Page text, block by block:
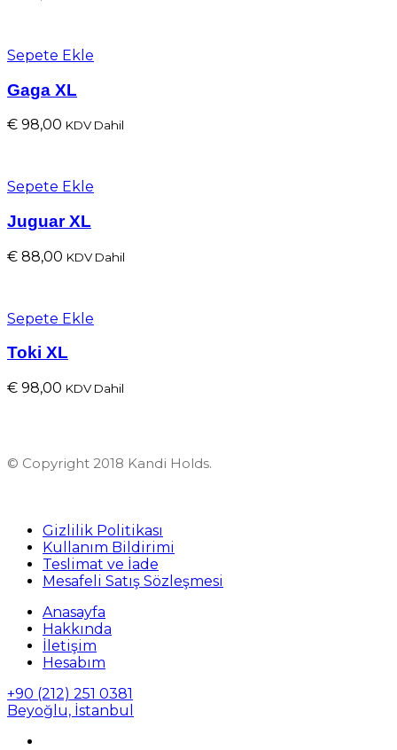
Sepete Ekle
Gaga XL
€ 98,00 KDV Dahil
Sepete Ekle
Juguar XL
€ 88,00 KDV Dahil
Sepete Ekle
Toki XL
€ 98,00 KDV Dahil
© Copyright 2018 Kandi Holds.
Gizlilik Politikası
Kullanım Bildirimi
Teslimat ve İade
Mesafeli Satış Sözleşmesi
Anasayfa
Hakkında
İletişim
Hesabım
+90 (212) 251 0381
Beyoğlu, İstanbul